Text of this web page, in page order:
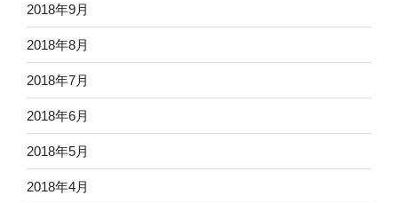
2018年9月
2018年8月
2018年7月
2018年6月
2018年5月
2018年4月